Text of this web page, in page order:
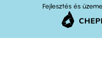
Fejlesztés és